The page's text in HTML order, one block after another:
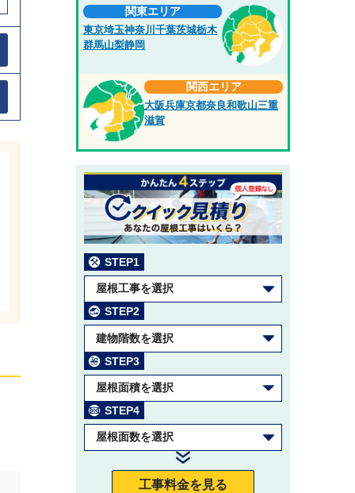
関東エリア
東京埼玉神奈川 千葉茨城栃木
群馬山梨静岡
関西エリア
大阪兵庫京都奈良和歌山三重
滋賀
STEP1
屋根工事を選択
STEP2
建物階数を選択
STEP3
屋根面積を選択
STEP4
屋根面数を選択
工事料金を見る